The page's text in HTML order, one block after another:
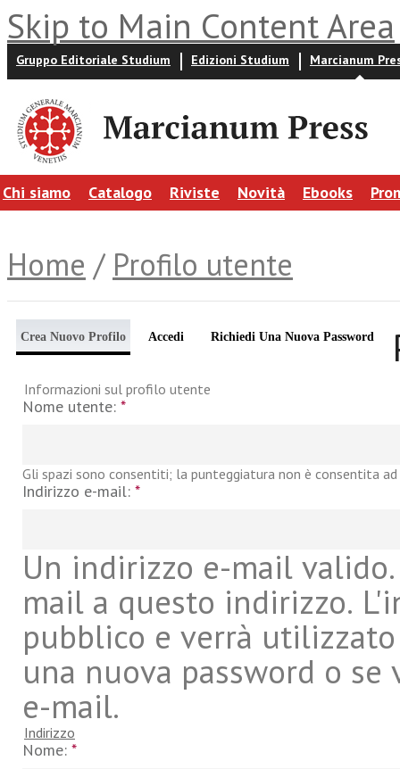
Skip to Main Content Area
Gruppo Editoriale Studium Edizioni Studium Marcianum
Chi siamo Catalogo Riviste Novità Ebooks
Home / Profilo utente
Crea Nuovo Profilo Accedi Richiedi Una Nuova Password
Informazioni sul profilo utente
Nome utente: *
Gli spazi sono consentiti; la punteggiatura non è consentita
Indirizzo e-mail: *
Un indirizzo e-mail
mail a questo indirizzo.
pubblico e verrà
una nuova password o
e-mail.
Indirizzo
Nome: *